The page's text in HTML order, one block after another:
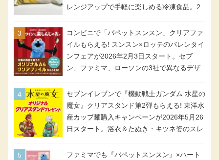
レンジアップで手軽に楽しめる冷凍食品。2
コンビニで「パペットスンスン」クリアファ
イルもらえる! スンスン×ロッテのバレンタイ
ンフェアが2026年2月3日スタート。セブ
ン、ファミマ、ローソンの3社で異なるデザ
セブンイレブンで『機動戦士ガンダム 水星の
魔女』クリアスタンド第2弾もらえる! 東洋水
産カップ麺購入キャンペーンが2026年5月26
日スタート。浴衣＆たぬき・キツネ姿のスレ
号・5号) / シャディクが全6種のクリアスタ
ファミマでも『パペットスンスン』×ハート